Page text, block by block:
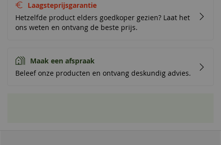
Laagsteprijsgarantie
Hetzelfde product elders goedkoper gezien? Laat het
ons weten en ontvang de beste prijs.
Maak een afspraak
Beleef onze producten en ontvang deskundig advies.